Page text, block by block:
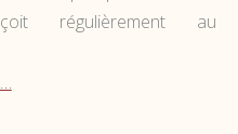
régulièrement au